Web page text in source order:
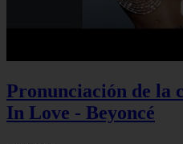
Pronunciación de la
In Love - Beyoncé